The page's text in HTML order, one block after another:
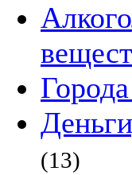
(13)